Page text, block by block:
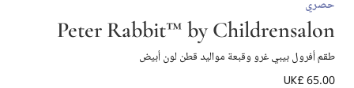
حصري
Peter Rabbit™ by Childrensalon
طقم أفرول بيبي غرو وقبعة مواليد قطن لون أبيض
UK£ 65.00